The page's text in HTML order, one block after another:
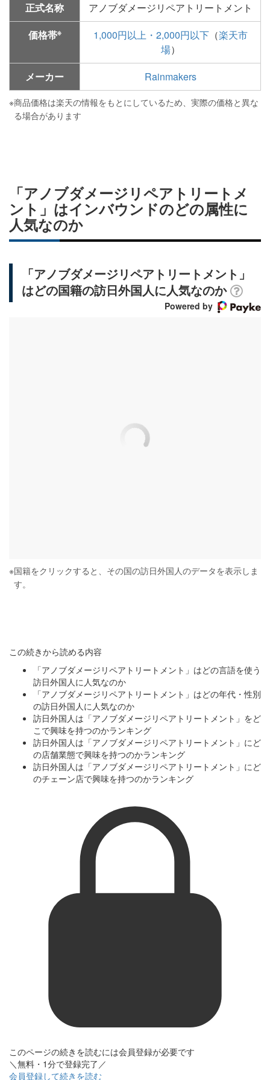
正式名称
アノブダメージリペアトリートメント
価格帯※ 1,000円以上・2,000円以下（楽天市
場）
メーカー
Rainmakers
※商品価格は楽天の情報をもとにしているため、実際の価格と異な
る場合があります
「アノブダメージリペアトリートメ
ント」はインバウンドのどの属性に
人気なのか
「アノブダメージリペアトリートメント」
はどの国籍の訪日外国人に人気なのか
Powered by
※国籍をクリックすると、その国の訪日外国人のデータを表示しま
す。
この続きから読める内容
「アノブダメージリペアトリートメント」はどの言語を使う
訪日外国人に人気なのか
「アノブダメージリペアトリートメント」はどの年代・性別
の訪日外国人に人気なのか
訪日外国人は「アノブダメージリペアトリートメント」をど
こで興味を持つのかランキング
訪日外国人は「アノブダメージリペアトリートメント」にど
の店舗業態で興味を持つのかランキング
訪日外国人は「アノブダメージリペアトリートメント」にど
のチェーン店で興味を持つのかランキング
このページの続きを読むには会員登録が必要です
＼無料・1分で登録完了／
会員登録して続きを読む